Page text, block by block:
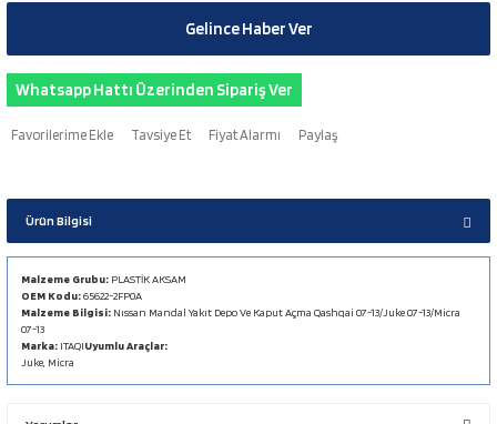
Gelince Haber Ver
Whatsapp Hattı Üzerinden Sipariş Ver
Tavsiye Et Fiyat Alarmı Paylaş
Ürün Bilgisi
Malzeme Grubu: PLASTİK AKSAM
OEM Kodu:65622-2FP0A
Malzeme Bilgisi: Nıssan Mandal Yakıt Depo Ve Kaput Açma Qashqai 07-13/Juke 07-13/Micra
07-13
Marka: ITAQIUyumlu Araçlar:
Juke, Micra